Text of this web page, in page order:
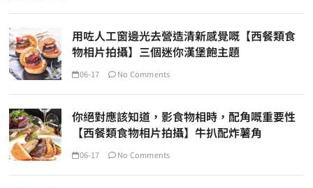
用咗人工窗邊光去營造清新感覺嘅【西餐類食
物相片拍攝】三個迷你漢堡飽主題
06-17 No Comments
你絕對應該知道，影食物相時，配角嘅重要性
【西餐類食物相片拍攝】牛扒配炸薯角
06-17 No Comments